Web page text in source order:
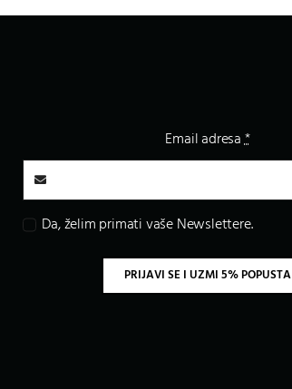
Email adresa*
Da, želim primati vaše Newslettere.
PRIJAVI SE I UZMI 5% POPUSTA